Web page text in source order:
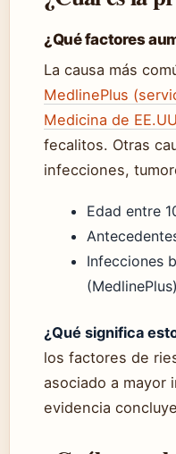
¿Qué factores
La causa más
MedlinePlus
Medicina de
fecalitos. Otras
infecciones,
Edad entre
Infecciones
¿Qué significa
los factores de
asociado a mayor
evidencia